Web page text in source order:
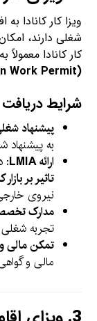
ویزا کار کانادا
شغلی دارند،
کار کانادا
(Open Work Permit)
شرایط دریافت
پیشنهاد
به پیشنهاد
ارائه LMIA
:
تاثیر بر بازار
نیروی خارجی
مدارک
تجربه شغلی
تمکن مالی
مالی و